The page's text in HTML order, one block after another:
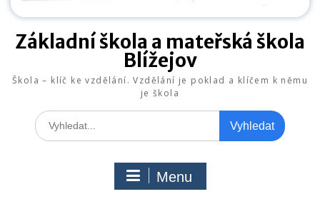
Základní škola a mateřská škola
Blížejov
Škola – klíč ke vzdělání. Vzdělání je poklad a klíčem k němu
je škola
Search
for:
Menu